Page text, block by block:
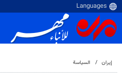
إيران السياسة